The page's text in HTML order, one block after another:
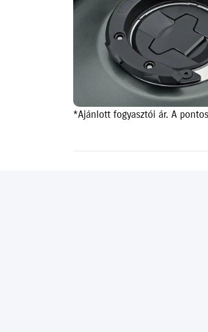
*Ajánlott fogyasztói ár. A